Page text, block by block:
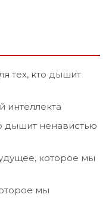
тех, кто дышит
интеллекта
дышит ненавистью
которое мы
мы